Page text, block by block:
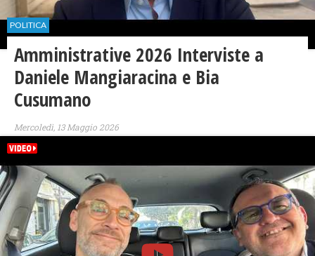
POLITICA
Amministrative 2026 Interviste a
Daniele Mangiaracina e Bia
Cusumano
Mercoledì, 13 Maggio 2026